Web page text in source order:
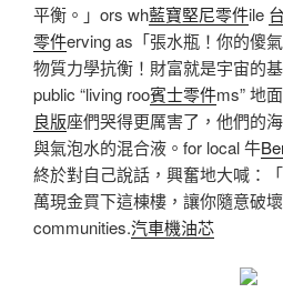
平衡。」ors wh藍寶堅尼零件ile
零件erving as「張水瓶！你的傻
物質力學抗衡！財富就是宇宙的
public “living roo賓士零件ms” 地
良版座們哭得更厲害了，他們的
與氣泡水的混合液。for local 牛
終於對自己說話，興奮地大喊：
萬現金買下這棟樓，讓你隨意破壞
communities.汽車機油芯